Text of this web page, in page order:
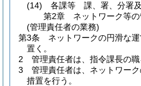
(14)
各課等 課、署、分署及
第2章
ネットワーク等
(管理責任者の業務)
第3条
ネットワークの円滑な
置く。
2
管理責任者は、指令課長の職
3
管理責任者は、ネットワー
措置を行う。